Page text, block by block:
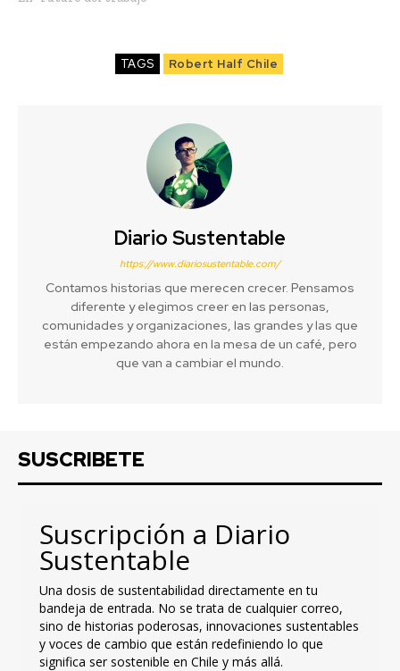
TAGS Robert Half Chile
Diario Sustentable
https://www.diariosustentable.com/
Contamos historias que merecen crecer. Pensamos
diferente y elegimos creer en las personas,
comunidades y organizaciones, las grandes y las que
están empezando ahora en la mesa de un café, pero
que van a cambiar el mundo.
SUSCRIBETE
Suscripción a Diario
Sustentable
Una dosis de sustentabilidad directamente en tu
bandeja de entrada. No se trata de cualquier correo,
sino de historias poderosas, innovaciones sustentables
y voces de cambio que están redefiniendo lo que
significa ser sostenible en Chile y más allá.